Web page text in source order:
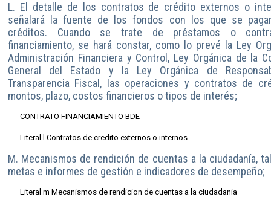
L. El detalle de los contratos de crédito externos o
señalará la fuente de los fondos con los que se
créditos. Cuando se trate de préstamos o
financiamiento, se hará constar, como lo prevé la Ley
Administración Financiera y Control, Ley Orgánica de la
General del Estado y la Ley Orgánica de
Transparencia Fiscal, las operaciones y contratos de
montos, plazo, costos financieros o tipos de interés;
CONTRATO FINANCIAMIENTO BDE
Literal l Contratos de credito externos o internos
M. Mecanismos de rendición de cuentas a la ciudadanía,
metas e informes de gestión e indicadores de desempeño;
Literal m Mecanismos de rendicion de cuentas a la ciudadania